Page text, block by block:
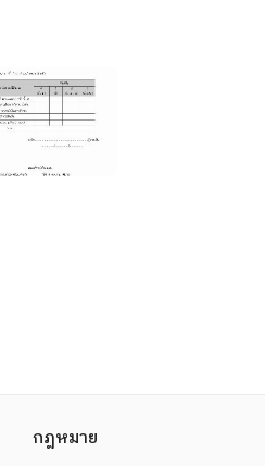
กฎหมาย